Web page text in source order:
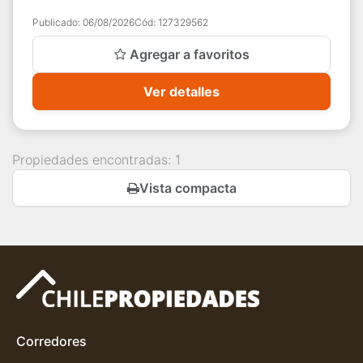
Publicado: 06/08/2026Cód: 127329562
Agregar a favoritos
Ver detalles
Propiedades encontradas: 1
Vista compacta
Corredores